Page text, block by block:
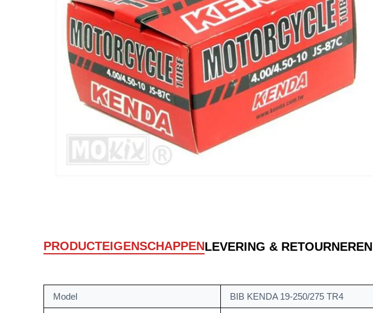
PRODUCTEIGENSCHAPPENLEVERING & RETOURNEREN
Model BIB KENDA 19-250/275 TR4